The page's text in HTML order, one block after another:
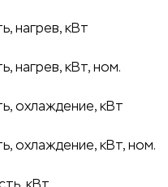
нагрев, кВт
нагрев, кВт, ном.
охлаждение, кВт
охлаждение, кВт, ном.